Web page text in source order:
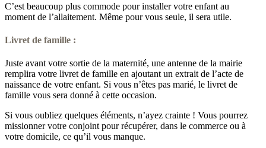
C’est beaucoup plus commode pour installer votre enfant au
moment de l’allaitement. Même pour vous seule, il sera utile.
Livret de famille :
Juste avant votre sortie de la maternité, une antenne de la mairie
remplira votre livret de famille en ajoutant un extrait de l’acte de
naissance de votre enfant. Si vous n’êtes pas marié, le livret de
famille vous sera donné à cette occasion.
Si vous oubliez quelques éléments, n’ayez crainte ! Vous pourrez
missionner votre conjoint pour récupérer, dans le commerce ou à
votre domicile, ce qu’il vous manque.